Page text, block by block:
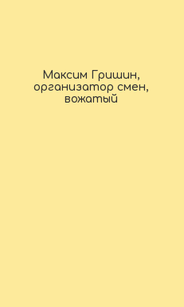
Максим Гришин,
организатор смен,
вожатый